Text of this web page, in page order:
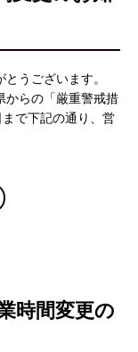
うございます。
からの「厳重警戒措
で下記の通り、営
時間変更の